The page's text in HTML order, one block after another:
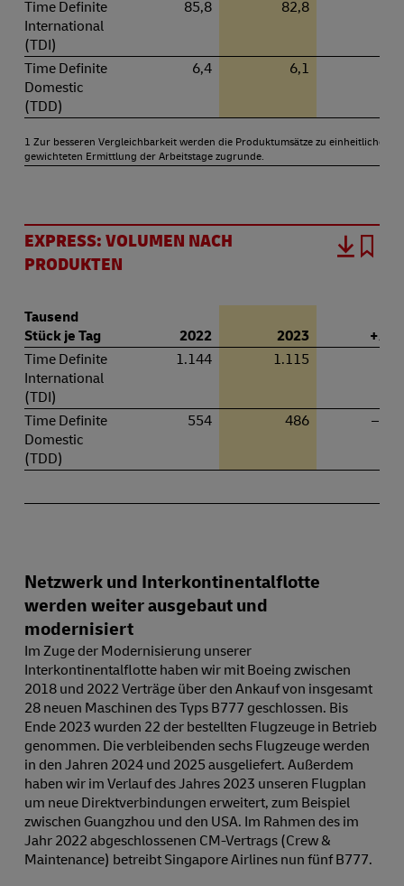
Time Definite
International
(TDI)
85,8 82,8
Time Definite
Domestic
(TDD)
6,4 6,1
1 Zur besseren Vergleichbarkeit werden die Produktumsätze zu einheitlichen
gewichteten Ermittlung der Arbeitstage zugrunde.
EXPRESS: VOLUMEN NACH
PRODUKTEN
Tausend
Stück je Tag
2022 2023
+ / –
Time Definite
International
(TDI)
1.144 1.115
Time Definite
Domestic
(TDD)
554 486
Netzwerk und Interkontinentalflotte
werden weiter ausgebaut und
modernisiert
Im Zuge der Modernisierung unserer
Interkontinentalflotte haben wir mit Boeing zwischen
2018 und 2022 Verträge über den Ankauf von insgesamt
28 neuen Maschinen des Typs B777 geschlossen. Bis
Ende 2023 wurden 22 der bestellten Flugzeuge in Betrieb
genommen. Die verbleibenden sechs Flugzeuge werden
in den Jahren 2024 und 2025 ausgeliefert. Außerdem
haben wir im Verlauf des Jahres 2023 unseren Flugplan
um neue Direktverbindungen erweitert, zum Beispiel
zwischen Guangzhou und den USA. Im Rahmen des im
Jahr 2022 abgeschlossenen CM-Vertrags (Crew &
Maintenance) betreibt Singapore Airlines nun fünf B777.